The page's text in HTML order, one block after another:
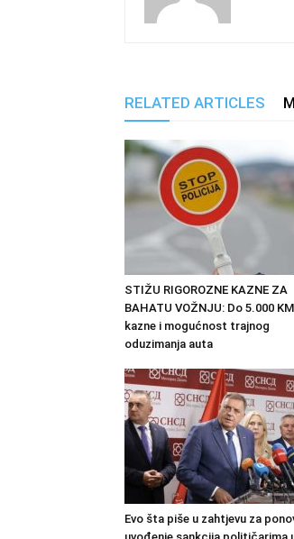
RELATED ARTICLES
STIŽU RIGOROZNE KAZNE ZA
BAHATU VOŽNJU: Do 5.000 KM
kazne i mogućnost trajnog
oduzimanja auta
Evo šta piše u zahtjevu za